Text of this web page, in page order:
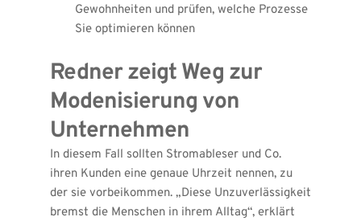
Gewohnheiten und prüfen, welche Prozesse
Sie optimieren können
Redner zeigt Weg zur
Modenisierung von
Unternehmen
In diesem Fall sollten Stromableser und Co.
ihren Kunden eine genaue Uhrzeit nennen, zu
der sie vorbeikommen. „Diese Unzuverlässigkeit
bremst die Menschen in ihrem Alltag“, erklärt